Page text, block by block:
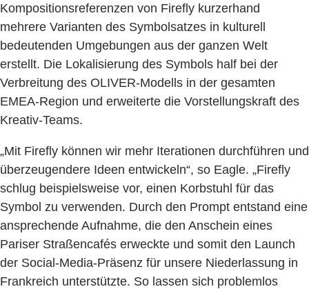
Kompositionsreferenzen von Firefly kurzerhand
mehrere Varianten des Symbolsatzes in kulturell
bedeutenden Umgebungen aus der ganzen Welt
erstellt. Die Lokalisierung des Symbols half bei der
Verbreitung des OLIVER-Modells in der gesamten
EMEA-Region und erweiterte die Vorstellungskraft des
Kreativ-Teams.
„Mit Firefly können wir mehr Iterationen durchführen und
überzeugendere Ideen entwickeln“, so Eagle. „Firefly
schlug beispielsweise vor, einen Korbstuhl für das
Symbol zu verwenden. Durch den Prompt entstand eine
ansprechende Aufnahme, die den Anschein eines
Pariser Straßencafés erweckte und somit den Launch
der Social-Media-Präsenz für unsere Niederlassung in
Frankreich unterstützte. So lassen sich problemlos